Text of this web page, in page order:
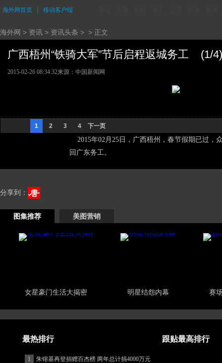
海外网首页 移动客户端
海外网 > 资讯 > 资讯头条 > > 正文
广西梧州“铁骑大军”节后启程返城务工 (1/4)
2015-02-26 08:34:32来源：中国新闻网
1 2 3 4 下一页
2015年02月25日，广西梧州，春节假期已过，
回广东务工。
分享到：
图集推荐 美图营销
女星豪门生活大揭密 明星结怨内幕 赛
最热排行 跟贴最高排行
1
朱镕基再登捐赠百杰榜 两年总计捐4000万元